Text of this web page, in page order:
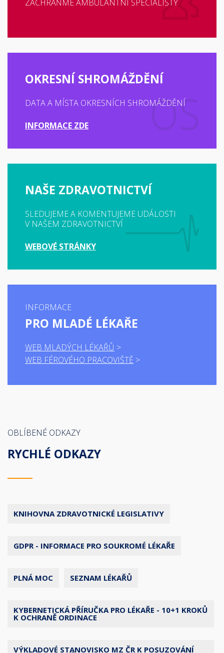
ZACHRAŇME AMBULANTNÍ SPECIALISTY
OKRESNÍ SHROMÁŽDĚNÍ
DATA A MÍSTA OKRESNÍCH SHROMÁŽDĚNÍ
INFORMACE ZDE
NAŠE ZDRAVOTNICTVÍ
SLEDUJEME A KOMENTUJEME UDÁLOSTI
V NAŠEM ZDRAVOTNICTVÍ
WEBOVÉ STRÁNKY
INFORMACE
PRO MLADÉ LÉKAŘE
WEB MLADÝCH LÉKAŘŮ
WEB FÉROVÉHO PRACOVIŠTĚ
OBLÍBENÉ ODKAZY
RYCHLÉ ODKAZY
KNIHOVNA ZDRAVOTNICKÉ LEGISLATIVY
GDPR - INFORMACE PRO SOUKROMÉ LÉKAŘE
PLNÁ MOC SEZNAM LÉKAŘŮ
KYBERNETICKÁ PŘÍRUČKA PRO LÉKAŘE - 10+1 KROKŮ
K OCHRANĚ ORDINACE
VÝKLADOVÉ STANOVISKO MZ ČR K POSUZOVÁNÍ